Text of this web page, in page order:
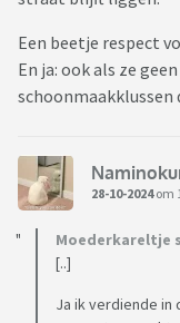
Een beetje respect
En ja: ook als ze
schoonmaakklussen
28-10-2024om
Moederkareltje
[..]
Ja ik verdiende in